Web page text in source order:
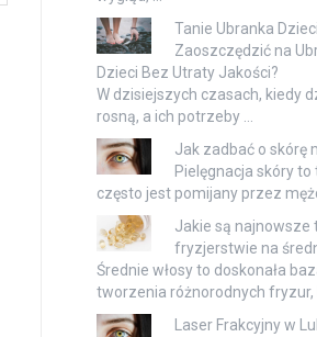
Tanie Ubranka
Zaoszczędzić na
Dzieci Bez Utraty Jakości?
W dzisiejszych czasach, kiedy
rosną, a ich potrzeby …
Jak zadbać o skórę
Pielęgnacja skóry
często jest pomijany przez
Jakie są najnowsze
fryzjerstwie na
Średnie włosy to doskonała
tworzenia różnorodnych fryzur,
Laser Frakcyjny w